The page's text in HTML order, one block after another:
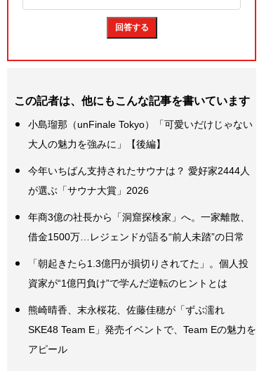
この記者は、他にもこんな記事を書いています
小島瑠那（unFinale Tokyo）「可愛いだけじゃない
大人の魅力を強みに」【後編】
今年いちばん支持されたサウナは？ 愛好家2444人
が選ぶ「サウナ大賞」2026
年商3億の社長から「洞窟探検家」へ。一家離散、
借金1500万…レジェンドが語る“前人未踏”の日常
「朝起きたら1.3億円が損切りされてた」。個人投
資家が“1億円負け”で学んだ逆転のヒントとは
熊崎晴香、末永桜花、佐藤佳穂が「ずぶ濡れ
SKE48 Team E」発売イベントで、Team Eの魅力を
アピール